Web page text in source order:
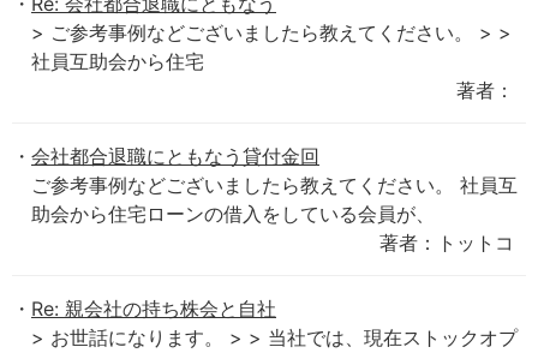
> ご参考事例などございましたら教えてください。 > >
社員互助会から住宅
著者：
会社都合退職にともなう貸付金回
ご参考事例などございましたら教えてください。 社員互
助会から住宅ローンの借入をしている会員が、
著者：トットコ
Re: 親会社の持ち株会と自社
> お世話になります。 > > 当社では、現在ストックオプ